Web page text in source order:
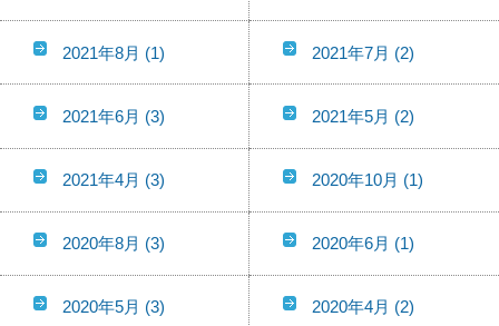
2021年8月 (1) 2021年7月 (2)
2021年6月 (3) 2021年5月 (2)
2021年4月 (3) 2020年10月 (1)
2020年8月 (3) 2020年6月 (1)
2020年5月 (3) 2020年4月 (2)